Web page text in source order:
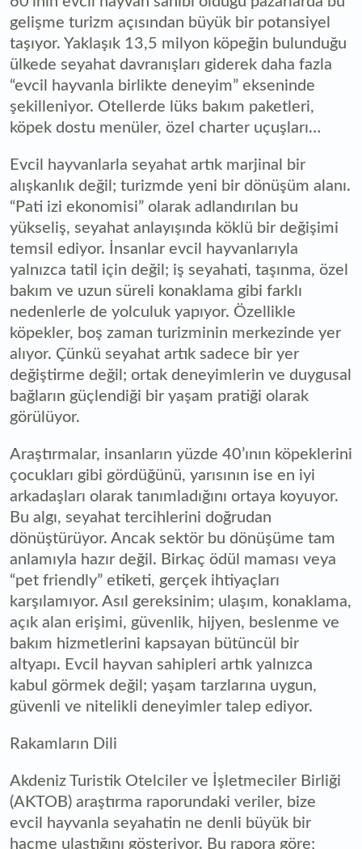
gelişme turizm açısından büyük bir potansiyel
taşıyor. Yaklaşık 13,5 milyon köpeğin bulunduğu
ülkede seyahat davranışları giderek daha fazla
“evcil hayvanla birlikte deneyim” ekseninde
şekilleniyor. Otellerde lüks bakım paketleri,
köpek dostu menüler, özel charter uçuşları…
Evcil hayvanlarla seyahat artık marjinal bir
alışkanlık değil; turizmde yeni bir dönüşüm alanı.
“Pati izi ekonomisi” olarak adlandırılan bu
yükseliş, seyahat anlayışında köklü bir değişimi
temsil ediyor. İnsanlar evcil hayvanlarıyla
yalnızca tatil için değil; iş seyahati, taşınma, özel
bakım ve uzun süreli konaklama gibi farklı
nedenlerle de yolculuk yapıyor. Özellikle
köpekler, boş zaman turizminin merkezinde yer
alıyor. Çünkü seyahat artık sadece bir yer
değiştirme değil; ortak deneyimlerin ve duygusal
bağların güçlendiği bir yaşam pratiği olarak
görülüyor.
Araştırmalar, insanların yüzde 40’ının köpeklerini
çocukları gibi gördüğünü, yarısının ise en iyi
arkadaşları olarak tanımladığını ortaya koyuyor.
Bu algı, seyahat tercihlerini doğrudan
dönüştürüyor. Ancak sektör bu dönüşüme tam
anlamıyla hazır değil. Birkaç ödül maması veya
“pet friendly” etiketi, gerçek ihtiyaçları
karşılamıyor. Asıl gereksinim; ulaşım, konaklama,
açık alan erişimi, güvenlik, hijyen, beslenme ve
bakım hizmetlerini kapsayan bütüncül bir
altyapı. Evcil hayvan sahipleri artık yalnızca
kabul görmek değil; yaşam tarzlarına uygun,
güvenli ve nitelikli deneyimler talep ediyor.
Rakamların Dili
Akdeniz Turistik Otelciler ve İşletmeciler Birliği
(AKTOB) araştırma raporundaki veriler, bize
evcil hayvanla seyahatin ne denli büyük bir
hacme ulaştığını gösteriyor. Bu rapora göre;